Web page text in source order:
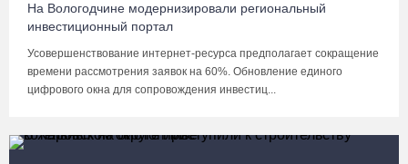
На Вологодчине модернизировали региональный
инвестиционный портал
Усовершенствование интернет-ресурса предполагает сокращение
времени рассмотрения заявок на 60%. Обновление единого
цифрового окна для сопровождения инвестиц...